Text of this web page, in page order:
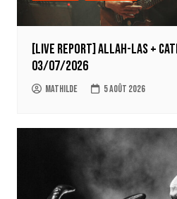
[LIVE REPORT] Allah-Las +
03/07/2026
Mathilde 5 août 2026